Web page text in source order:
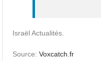
Israël Actualités.
Source: Voxcatch.fr